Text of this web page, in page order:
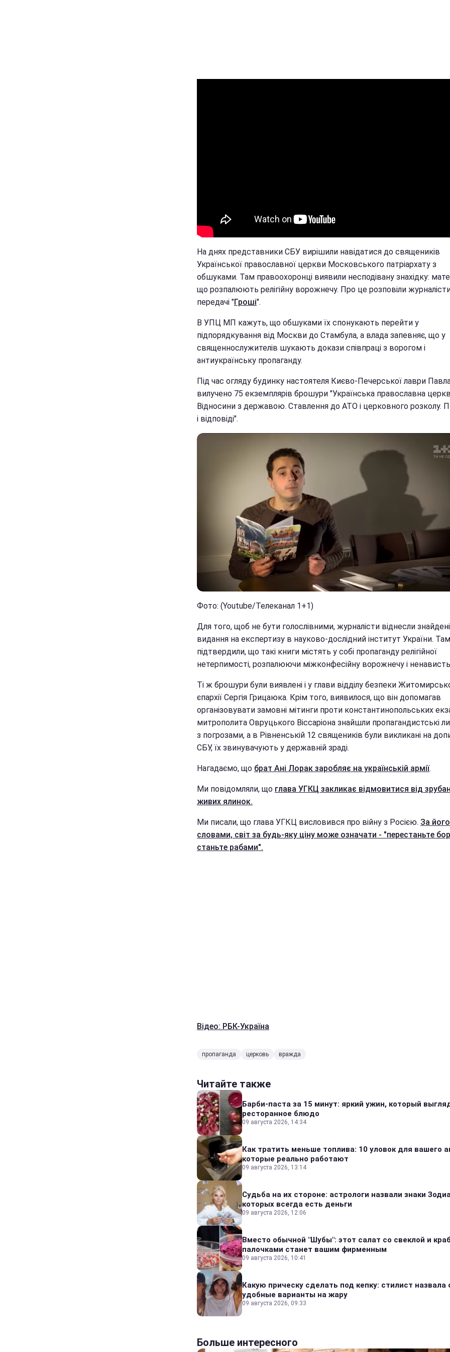
На днях представники СБУ вирішили навідатися до священиків
Української православної церкви Московського патріархату з
обшуками. Там правоохоронці виявили несподівану знахідку:
що розпалюють релігійну ворожнечу. Про це розповіли
передачі "Гроші".
В УПЦ МП кажуть, що обшуками їх спонукають перейти у
підпорядкування від Москви до Стамбула, а влада запевняє, що у
священнослужителів шукають докази співпраці з ворогом і
антиукраїнську пропаганду.
Під час огляду будинку настоятеля Києво-Печерської лаври
вилучено 75 екземплярів брошури "Українська православна
Відносини з державою. Ставлення до АТО і церковного розколу.
і відповіді".
Фото: (Youtube/Телеканал 1+1)
Для того, щоб не бути голослівними, журналісти віднесли знайдені
видання на експертизу в науково-дослідний інститут України. Там
підтвердили, що такі книги містять у собі пропаганду релігійної
нетерпимості, розпалюючи міжконфесійну ворожнечу і
Ті ж брошури були виявлені і у глави відділу безпеки
єпархії Сергія Грицаюка. Крім того, виявилося, що він допомагав
організовувати замовні мітинги проти константинопольських
митрополита Овруцького Віссаріона знайшли пропагандистські
з погрозами, а в Рівненській 12 священиків були викликані на
СБУ, їх звинувачують у державній зраді.
Нагадаємо, що брат Ані Лорак заробляє на українській армії.
Ми повідомляли, що глава УГКЦ закликає відмовитися від
живих ялинок.
Ми писали, що глава УГКЦ висловився про війну з Росією. За його
словами, світ за будь-яку ціну може означати - "перестаньте
станьте рабами".
Відео: РБК-Україна
пропаганда церковь вражда
Читайте также
Барби-паста за 15 минут: яркий ужин, который
ресторанное блюдо
09 августа 2026, 14:34
Как тратить меньше топлива: 10 уловок для вашего
которые реально работают
09 августа 2026, 13:14
Судьба на их стороне: астрологи назвали знаки
которых всегда есть деньги
09 августа 2026, 12:06
Вместо обычной "Шубы": этот салат со свеклой и
палочками станет вашим фирменным
09 августа 2026, 10:41
Какую прическу сделать под кепку: стилист
удобные варианты на жару
09 августа 2026, 09:33
Больше интересного